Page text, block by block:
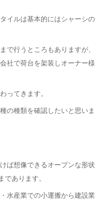
イルは基本的にはシャーシの
で行うところもありますが、
社で荷台を架装しオーナー様
ってきます。
の種類を確認したいと思いま
ば想像できるオープンな形状
あります。
水産業での小運搬から建設業